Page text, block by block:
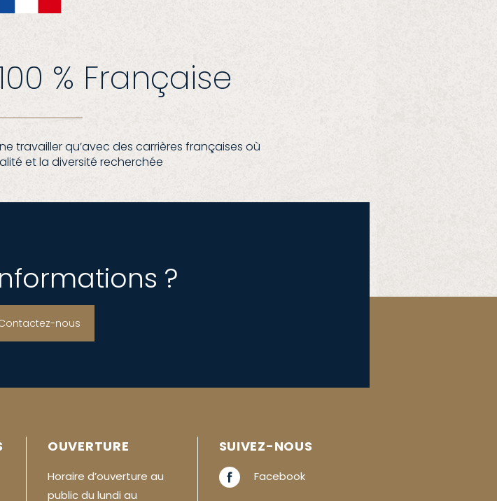
% Française
travailler qu’avec des carrières françaises où
et la diversité recherchée
?
nous
OUVERTURE
Horaire d’ouverture au
public du lundi au
SUIVEZ-NOUS
Facebook